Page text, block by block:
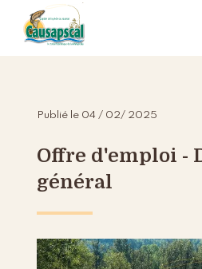
Publié le 04 / 02/ 2025
Offre d'emploi -
général